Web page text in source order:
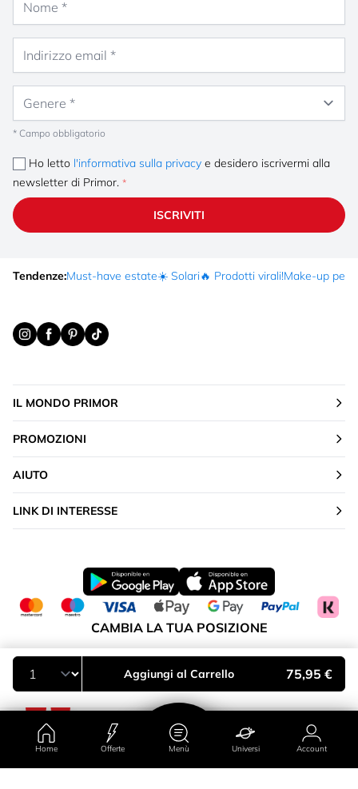
Home Offerte Menù Universi Account
Aggiungi al Carrello 75,95 €
* Campo obbligatorio
Ho letto l'informativa sulla privacy e desidero iscrivermi alla
newsletter di Primor.
ISCRIVITI
Tendenze:Must-have estate☀️ Solari🔥 Prodotti virali!Make-up per
IL MONDO PRIMOR
PROMOZIONI
AIUTO
LINK DI INTERESSE
CAMBIA LA TUA POSIZIONE
Italia